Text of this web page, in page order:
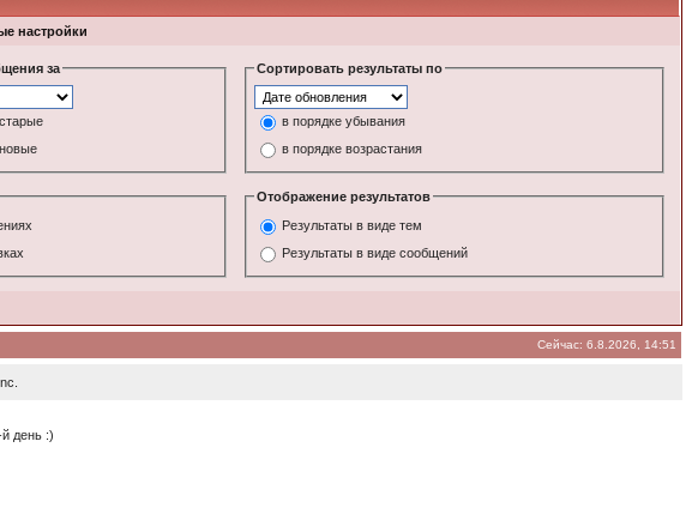
настройки
за Сортировать результаты по
в порядке убывания
в порядке возрастания
Отображение результатов
Результаты в виде тем
Результаты в виде сообщений
Сейчас: 6.8.2026, 14:51
й день :)